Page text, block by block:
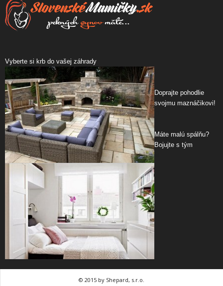
Vyberte si krb do vašej záhrady
Doprajte pohodlie
svojmu maznáčikovi!
Máte malú spálňu?
Bojujte s tým
© 2015 by Shepard, s.r.o.